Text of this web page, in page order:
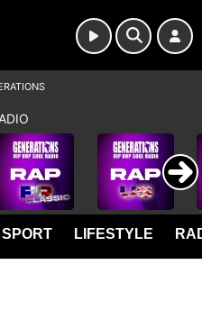
SPORT LIFESTYLE